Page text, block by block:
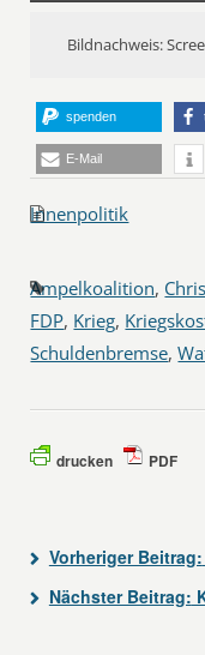
Bildnachweis:
spenden
E-Mail
Innenpolitik
Ampelkoalition,
FDP, Krieg,
Schuldenbremse,
drucken PDF
Vorheriger Beitrag:
Nächster Beitrag: